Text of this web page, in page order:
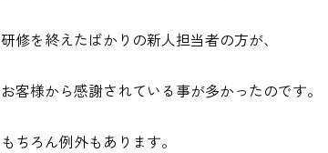
研修を終えたばかりの新人担当者の方が、
お客様から感謝されている事が多かったのです。
もちろん例外もあります。